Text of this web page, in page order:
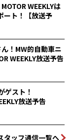
WEEKLYは
ート！【放送予
！MW的自動車ニ
WEEKLY放送予告
ゲスト！
放送予告
タッフ通信一覧へ